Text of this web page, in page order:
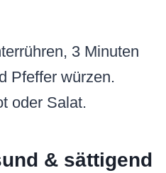
3 Minuten
Pfeffer würzen.
oder Salat.
& sättigend